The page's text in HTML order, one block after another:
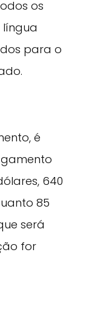
os
para o
é
640
85
será
for